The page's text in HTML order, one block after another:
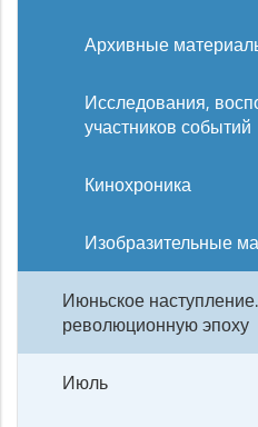
Архивные
Исследования,
участников событий
Кинохроника
Изобразительные
Июньское
революционную эпоху
Июль